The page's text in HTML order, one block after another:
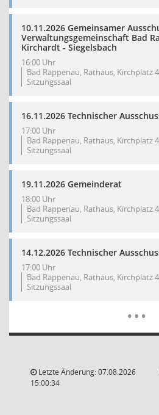
10.11.2026 Gemeinsamer
Verwaltungsgemeinschaft Bad
Kirchardt - Siegelsbach
16:00 Uhr
Bad Rappenau, Rathaus, Kirchplatz
Sitzungssaal
16.11.2026 Technischer
17:00 Uhr
Bad Rappenau, Rathaus, Kirchplatz
Sitzungssaal
19.11.2026 Gemeinderat
18:00 Uhr
Bad Rappenau, Rathaus, Kirchplatz
Sitzungssaal
14.12.2026 Technischer
17:00 Uhr
Bad Rappenau, Rathaus, Kirchplatz
Sitzungssaal
…
Letzte Änderung: 07.08.2026
15:00:34